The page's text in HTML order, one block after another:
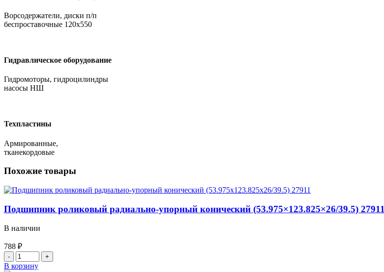
Ворсодержатели, диски п/п
беспроставочные 120х550
Гидравлическое оборудование
Гидромоторы, гидроцилиндры
насосы НШ
Техпластины
Армированные,
тканекордовые
Похожие товары
Подшипник роликовый радиально-упорный конический (53.975×123.825×26/39.5) 27911
В наличии
788 ₽
Количество
товара
В корзину